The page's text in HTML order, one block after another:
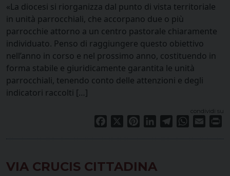
«La diocesi si riorganizza dal punto di vista territoriale
in unità parrocchiali, che accorpano due o più
parrocchie attorno a un centro pastorale chiaramente
individuato. Penso di raggiungere questo obiettivo
nell’anno in corso e nel prossimo anno, costituendo in
forma stabile e giuridicamente garantita le unità
parrocchiali, tenendo conto delle attenzioni e degli
indicatori raccolti […]
condividi su
Facebook PinterestLinkedInTelegramWhatsApp
Email
VIA CRUCIS CITTADINA